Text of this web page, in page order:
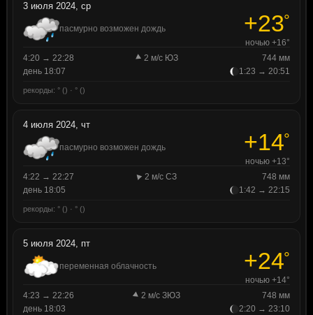
3 июля 2024, ср
пасмурно возможен дождь +23°
ночью +16°
4:20 → 22:28
2 м/с ЮЗ
744 мм
день 18:07
1:23 → 20:51
рекорды: ° () · ° ()
4 июля 2024, чт
пасмурно возможен дождь +14°
ночью +13°
4:22 → 22:27
2 м/с СЗ
748 мм
день 18:05
1:42 → 22:15
рекорды: ° () · ° ()
5 июля 2024, пт
переменная облачность +24°
ночью +14°
4:23 → 22:26
2 м/с ЗЮЗ
748 мм
день 18:03
2:20 → 23:10